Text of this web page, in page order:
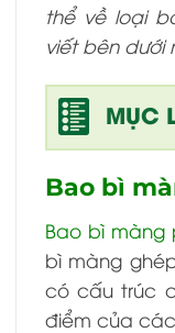
thể về loại
viết bên dưới
MỤC
Bao bì
Bao bì màng
bì màng
có cấu trúc
điểm của